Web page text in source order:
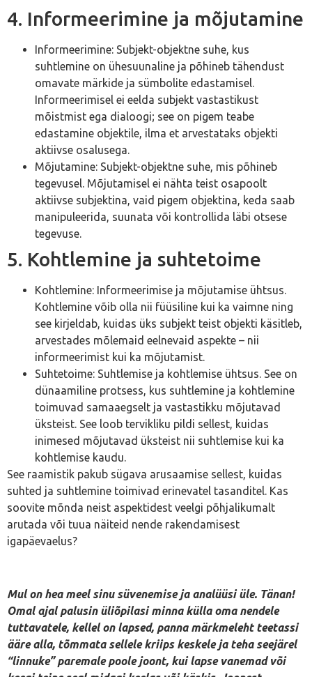
4. Informeerimine ja mõjutamine
Informeerimine: Subjekt-objektne suhe, kus
suhtlemine on ühesuunaline ja põhineb tähendust
omavate märkide ja sümbolite edastamisel.
Informeerimisel ei eelda subjekt vastastikust
mõistmist ega dialoogi; see on pigem teabe
edastamine objektile, ilma et arvestataks objekti
aktiivse osalusega.
Mõjutamine: Subjekt-objektne suhe, mis põhineb
tegevusel. Mõjutamisel ei nähta teist osapoolt
aktiivse subjektina, vaid pigem objektina, keda saab
manipuleerida, suunata või kontrollida läbi otsese
tegevuse.
5. Kohtlemine ja suhtetoime
Kohtlemine: Informeerimise ja mõjutamise ühtsus.
Kohtlemine võib olla nii füüsiline kui ka vaimne ning
see kirjeldab, kuidas üks subjekt teist objekti käsitleb,
arvestades mõlemaid eelnevaid aspekte – nii
informeerimist kui ka mõjutamist.
Suhtetoime: Suhtlemise ja kohtlemise ühtsus. See on
dünaamiline protsess, kus suhtlemine ja kohtlemine
toimuvad samaaegselt ja vastastikku mõjutavad
üksteist. See loob tervikliku pildi sellest, kuidas
inimesed mõjutavad üksteist nii suhtlemise kui ka
kohtlemise kaudu.
See raamistik pakub sügava arusaamise sellest, kuidas
suhted ja suhtlemine toimivad erinevatel tasanditel. Kas
soovite mõnda neist aspektidest veelgi põhjalikumalt
arutada või tuua näiteid nende rakendamisest
igapäevaelus?
Mul on hea meel sinu süvenemise ja analüüsi üle. Tänan!
Omal ajal palusin üliõpilasi minna külla oma nendele
tuttavatele, kellel on lapsed, panna märkmeleht teetassi
ääre alla, tõmmata sellele kriips keskele ja teha seejärel
“linnuke” paremale poole joont, kui lapse vanemad või